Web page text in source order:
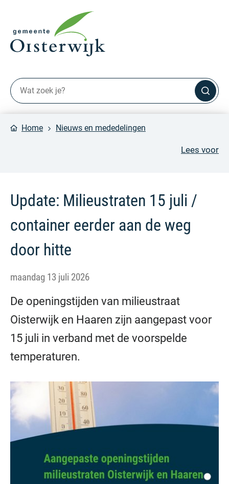
Home Nieuws en mededelingen
Lees voor
Update: Milieustraten 15 juli /
container eerder aan de weg
door hitte
maandag 13 juli 2026
De openingstijden van milieustraat
Oisterwijk en Haaren zijn aangepast voor
15 juli in verband met de voorspelde
temperaturen.